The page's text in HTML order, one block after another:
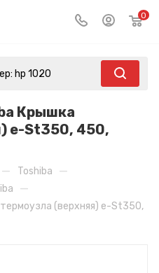
0
Крышка
e-St350, 450,
— Toshiba —
—
(верхняя) e-St350,